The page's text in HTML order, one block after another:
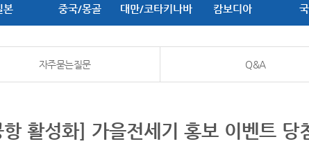
본 중국/몽골 대만/코타키나바
루
캄보디아
자주묻는질문 Q&A
항 활성화] 가을전세기 홍보 이벤트 당